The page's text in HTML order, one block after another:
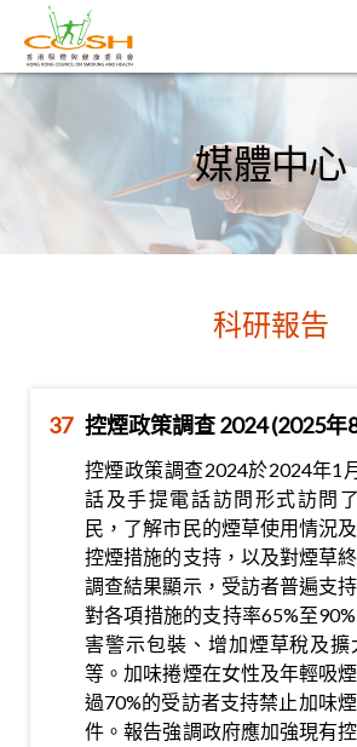
媒體中心
科研報告
37 控煙政策調查 2024 (2025年
控煙政策調查2024於2024年1
話及手提電話訪問形式訪問
民，了解市民的煙草使用情況
控煙措施的支持，以及對煙草
調查結果顯示，受訪者普遍支
對各項措施的支持率65%至
害警示包裝、增加煙草稅及
等。加味捲煙在女性及年輕吸
過70%的受訪者支持禁止加味
件。報告強調政府應加強現有